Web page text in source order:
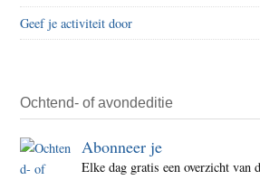
Geef je activiteit door
Ochtend- of avondeditie
Abonneer je
Elke dag gratis een overzicht van